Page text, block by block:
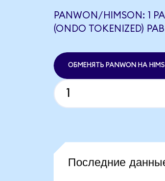
PANWON/HIMSON: 1
(ONDO TOKENIZED)
ОБМЕНЯТЬ PANWON НА
Последние